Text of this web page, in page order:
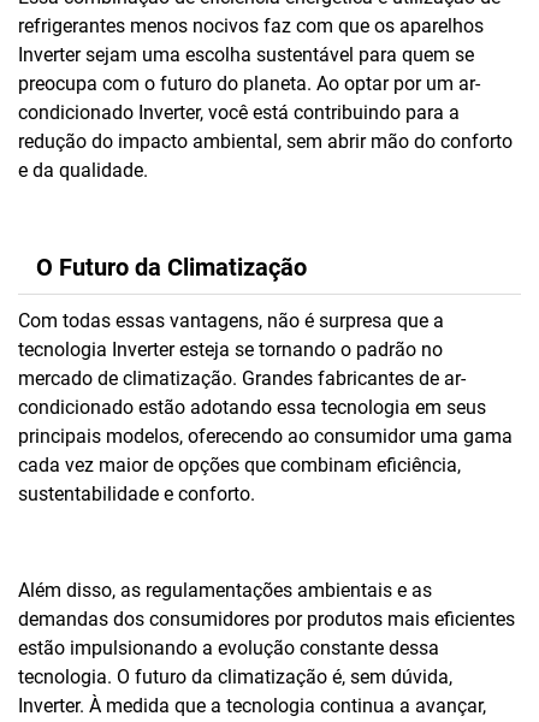
refrigerantes menos nocivos faz com que os aparelhos
Inverter sejam uma escolha sustentável para quem se
preocupa com o futuro do planeta. Ao optar por um ar-
condicionado Inverter, você está contribuindo para a
redução do impacto ambiental, sem abrir mão do conforto
e da qualidade.
O Futuro da Climatização
Com todas essas vantagens, não é surpresa que a
tecnologia Inverter esteja se tornando o padrão no
mercado de climatização. Grandes fabricantes de ar-
condicionado estão adotando essa tecnologia em seus
principais modelos, oferecendo ao consumidor uma gama
cada vez maior de opções que combinam eficiência,
sustentabilidade e conforto.
Além disso, as regulamentações ambientais e as
demandas dos consumidores por produtos mais eficientes
estão impulsionando a evolução constante dessa
tecnologia. O futuro da climatização é, sem dúvida,
Inverter. À medida que a tecnologia continua a avançar,